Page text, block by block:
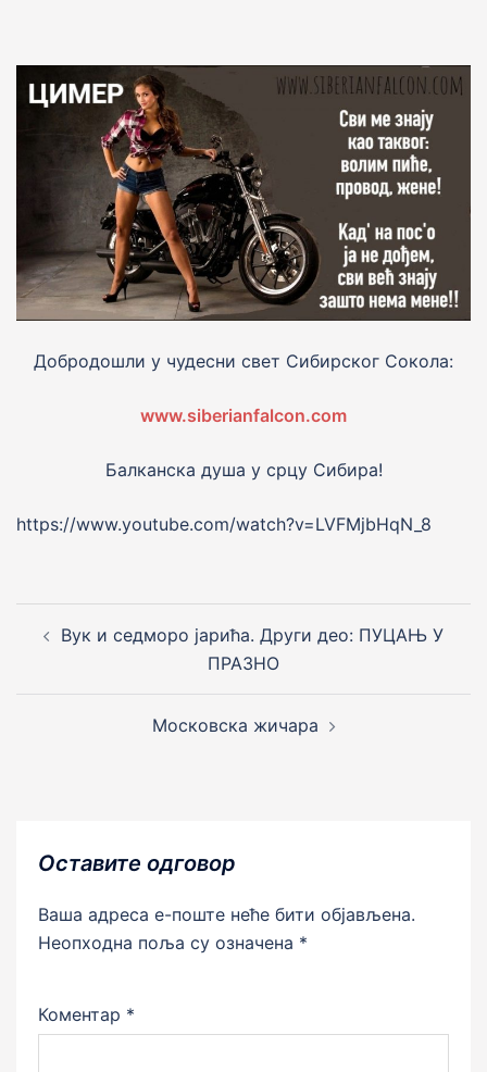
Добродошли у чудесни свет Сибирског Сокола:
www.siberianfalcon.com
Балканска душа у срцу Сибира!
https://www.youtube.com/watch?v=LVFMjbHqN_8
Post
navigation
Вук и седморо jарића. Други део: ПУЦАЊ У
ПРАЗНО
Московска жичара
Оставите одговор
Ваша адреса е-поште неће бити објављена.
Неопходна поља су означена *
Коментар *